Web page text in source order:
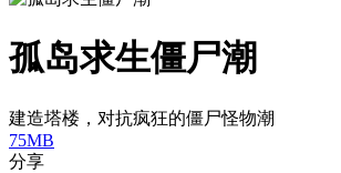
孤岛求生僵尸潮
建造塔楼，对抗疯狂的僵尸怪物潮
75MB
分享